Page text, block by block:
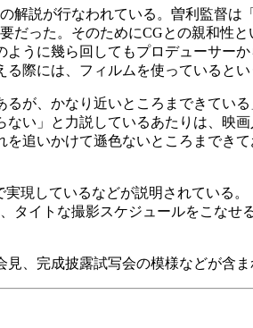
説が行なわれている。曽利監督は
だった。そのためにCGとの親和性
うに幾ら回してもプロデューサー
際には、フィルムを使っているとい
が、かなり近いところまできてい
い」と力説しているあたりは、映
追いかけて遜色ないところまでき
現しているなどが説明されている
タイトな撮影スケジュールをこな
、完成披露試写会の模様などが含ま